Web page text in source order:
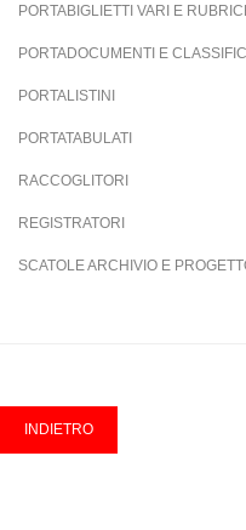
PORTABIGLIETTI VARI E
PORTADOCUMENTI E
PORTALISTINI
PORTATABULATI
RACCOGLITORI
REGISTRATORI
SCATOLE ARCHIVIO E